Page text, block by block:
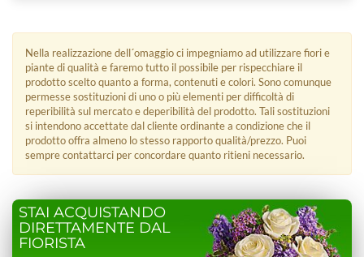
Nella realizzazione dell´omaggio ci impegniamo ad utilizzare fiori e
piante di qualità e faremo tutto il possibile per rispecchiare il
prodotto scelto quanto a forma, contenuti e colori. Sono comunque
permesse sostituzioni di uno o più elementi per difficoltà di
reperibilità sul mercato e deperibilità del prodotto. Tali sostituzioni
si intendono accettate dal cliente ordinante a condizione che il
prodotto offra almeno lo stesso rapporto qualità/prezzo. Puoi
sempre contattarci per concordare quanto ritieni necessario.
STAI ACQUISTANDO
DIRETTAMENTE DAL
FIORISTA